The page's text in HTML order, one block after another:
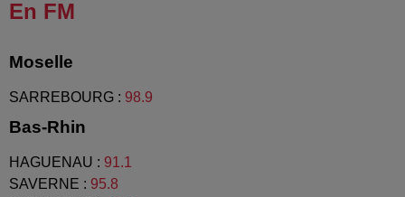
En FM
Moselle
SARREBOURG : 98.9
Bas-Rhin
HAGUENAU : 91.1
SAVERNE : 95.8